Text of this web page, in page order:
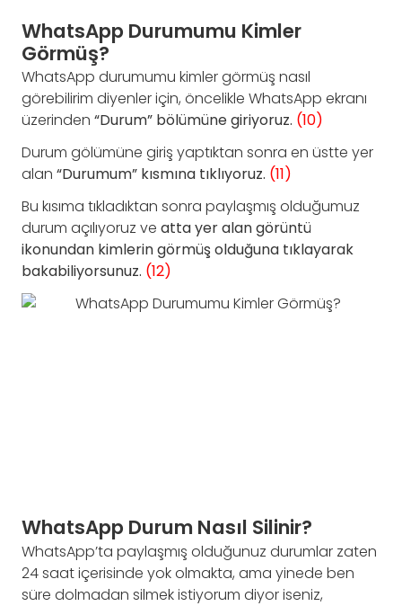
WhatsApp Durumumu Kimler
Görmüş?
WhatsApp durumumu kimler görmüş nasıl
görebilirim diyenler için, öncelikle WhatsApp ekranı
üzerinden “Durum” bölümüne giriyoruz. (10)
Durum gölümüne giriş yaptıktan sonra en üstte yer
alan “Durumum” kısmına tıklıyoruz. (11)
Bu kısıma tıkladıktan sonra paylaşmış olduğumuz
durum açılıyoruz ve atta yer alan görüntü
ikonundan kimlerin görmüş olduğuna tıklayarak
bakabiliyorsunuz. (12)
WhatsApp Durum Nasıl Silinir?
WhatsApp’ta paylaşmış olduğunuz durumlar zaten
24 saat içerisinde yok olmakta, ama yinede ben
süre dolmadan silmek istiyorum diyor iseniz,